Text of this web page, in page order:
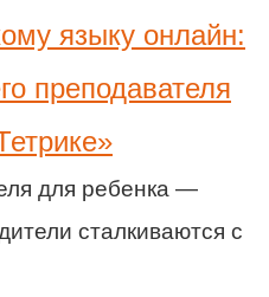
языку онлайн:
преподавателя
для ребенка —
сталкиваются с